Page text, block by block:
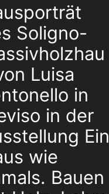
Soligno-
Luisa
in
in der
Ein
wie
Bauen